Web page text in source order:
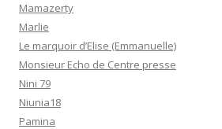
Mamazerty
Marlie
Le marquoir d’Elise (Emmanuelle)
Monsieur Echo de Centre presse
Nini 79
Niunia18
Pamina